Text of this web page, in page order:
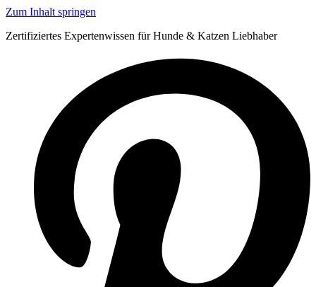
Zum Inhalt springen
Zertifiziertes Expertenwissen für Hunde & Katzen Liebhaber